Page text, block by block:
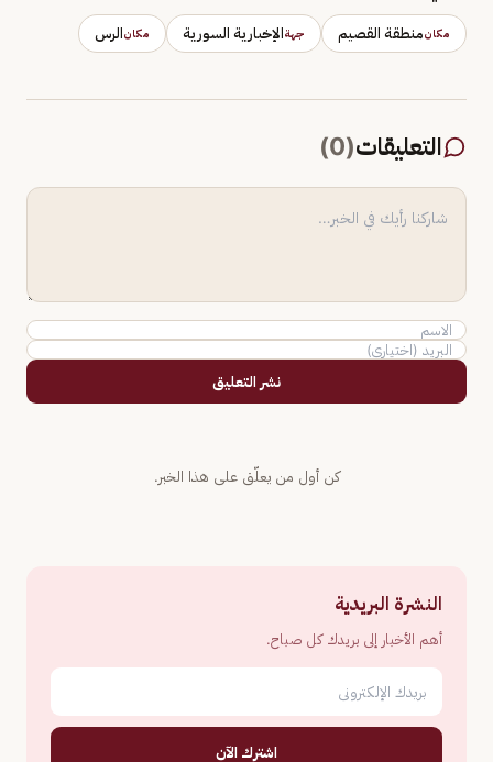
مكانمنطقة القصيم جهةالإخبارية السورية مكانالرس
التعليقات(
0
)
نشر التعليق
كن أول من يعلّق على هذا الخبر.
النشرة البريدية
أهم الأخبار إلى بريدك كل صباح.
اشترك الآن